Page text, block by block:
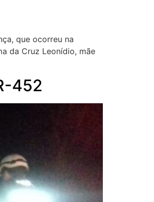
que ocorreu na
da Cruz Leonídio, mãe
452